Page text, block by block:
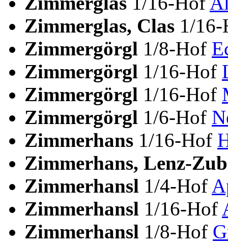
Zimmerglas, Clas 1/
Zimmergörgl 1/8-Hof
Zimmergörgl 1/16-Hof
Zimmergörgl 1/16-Hof
Zimmergörgl 1/6-Hof
Zimmerhans 1/16-Hof
Zimmerhans, Lenz-
Zimmerhansl 1/4-Hof
Zimmerhansl 1/16-Hof
Zimmerhansl 1/8-Hof